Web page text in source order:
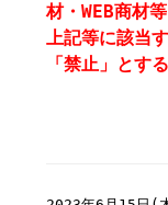
材・WEB商材等
上記等に該当
「禁止」とする